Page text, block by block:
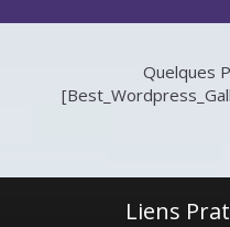
Quelques
Liens